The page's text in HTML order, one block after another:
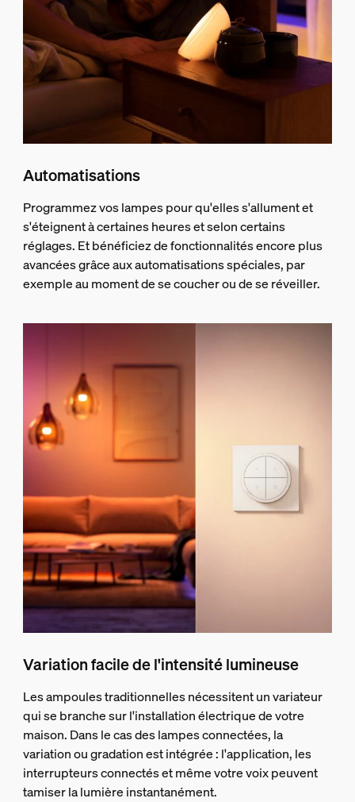
Automatisations
Programmez vos lampes pour qu'elles s'allument et
s'éteignent à certaines heures et selon certains
réglages. Et bénéficiez de fonctionnalités encore plus
avancées grâce aux automatisations spéciales, par
exemple au moment de se coucher ou de se réveiller.
Variation facile de l'intensité lumineuse
Les ampoules traditionnelles nécessitent un variateur
qui se branche sur l'installation électrique de votre
maison. Dans le cas des lampes connectées, la
variation ou gradation est intégrée : l'application, les
interrupteurs connectés et même votre voix peuvent
tamiser la lumière instantanément.